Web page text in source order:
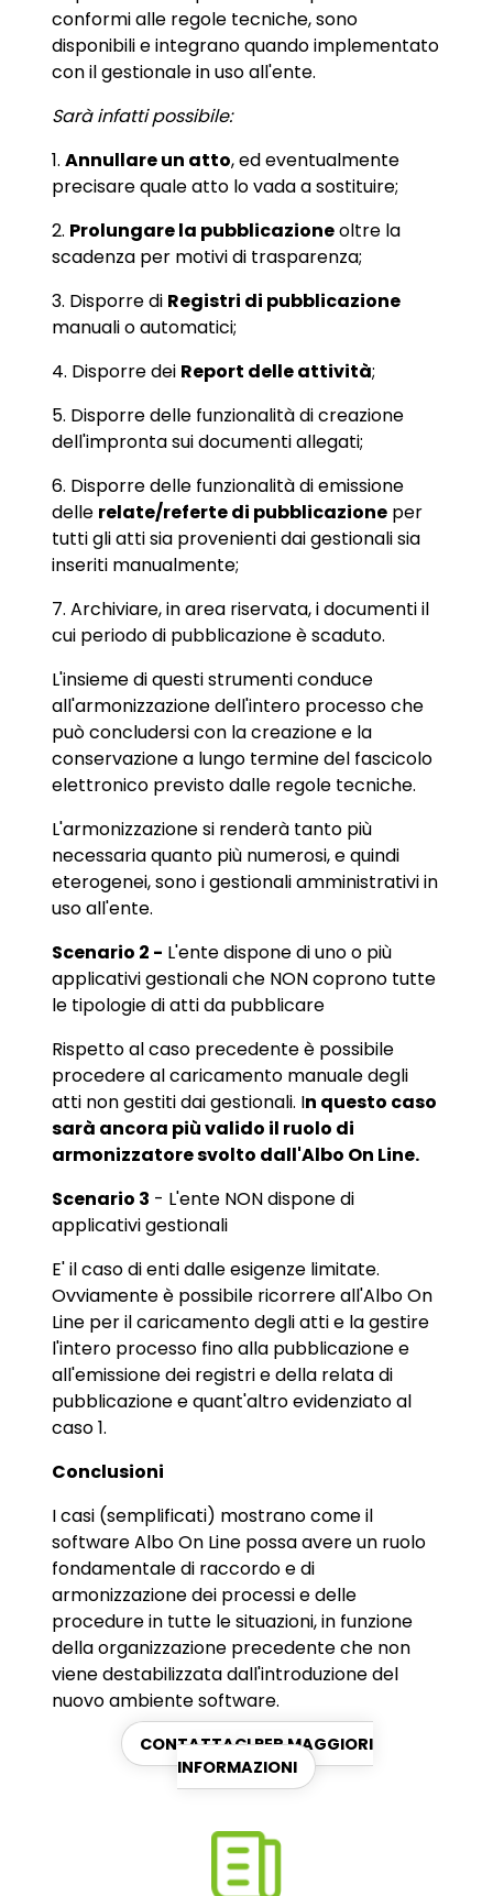
conformi alle regole tecniche, sono
disponibili e integrano quando implementato
con il gestionale in uso all'ente.
Sarà infatti possibile:
1. Annullare un atto, ed eventualmente
precisare quale atto lo vada a sostituire;
2. Prolungare la pubblicazioneoltre la
scadenza per motivi di trasparenza;
3. Disporre di Registri di pubblicazione
manuali o automatici;
4. Disporre dei Report delle attività;
5. Disporre delle funzionalità di creazione
dell'impronta sui documenti allegati;
6. Disporre delle funzionalità di emissione
delle relate/referte di pubblicazione per
tutti gli atti sia provenienti dai gestionali sia
inseriti manualmente;
7. Archiviare, in area riservata, i documenti il
cui periodo di pubblicazione è scaduto.
L'insieme di questi strumenti conduce
all'armonizzazione dell'intero processo che
può concludersi con la creazione e la
conservazione a lungo termine del fascicolo
elettronico previsto dalle regole tecniche.
L'armonizzazione si renderà tanto più
necessaria quanto più numerosi, e quindi
eterogenei, sono i gestionali amministrativi in
uso all'ente.
Scenario 2 - L'ente dispone di uno o più
applicativi gestionali che NON coprono tutte
le tipologie di atti da pubblicare
Rispetto al caso precedente è possibile
procedere al caricamento manuale degli
atti non gestiti dai gestionali. In questo caso
sarà ancora più valido il ruolo di
armonizzatore svolto dall'Albo On Line.
Scenario 3 - L'ente NON dispone di
applicativi gestionali
E' il caso di enti dalle esigenze limitate.
Ovviamente è possibile ricorrere all'Albo On
Line per il caricamento degli atti e la gestire
l'intero processo fino alla pubblicazione e
all'emissione dei registri e della relata di
pubblicazione e quant'altro evidenziato al
caso 1.
Conclusioni
I casi (semplificati) mostrano come il
software Albo On Line possa avere un ruolo
fondamentale di raccordo e di
armonizzazione dei processi e delle
procedure in tutte le situazioni, in funzione
della organizzazione precedente che non
viene destabilizzata dall'introduzione del
nuovo ambiente software.
CONTATTACI PER MAGGIORI
INFORMAZIONI